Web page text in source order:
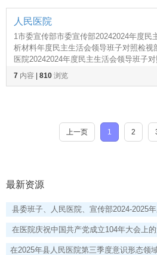
人民医院
1市委宣传部市委宣传部20242024年度民
析材料年度民主生活会领导班子对照检视
医院20242024年度民主生活会领导班子
活会领导班子对照检视发言材料县委班子
祝中国共产党成立104周年大会上的党课
7 内容 810 浏览
上一页 1 2
最新资源
县委班子、人民医院、宣传部2024-2025
检视剖析.docx
在医院庆祝中国共产党成立104年大会上
砥砺奋进谱新篇；医心向党守初心
在2025年县人民医院第三季度意识形态领